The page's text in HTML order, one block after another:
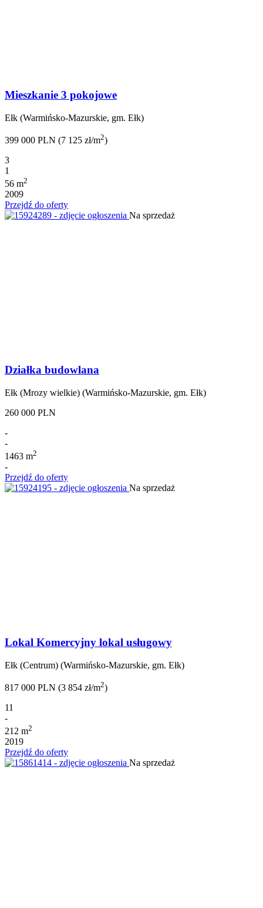
Mieszkanie 3 pokojowe
Ełk (Warmińsko-Mazurskie, gm. Ełk)
399 000 PLN (7 125 zł/m2)
3
1
56 m2
2009
Przejdź do oferty
Na sprzedaż
Działka budowlana
Ełk (Mrozy wielkie) (Warmińsko-Mazurskie, gm. Ełk)
260 000 PLN
-
-
1463 m2
-
Przejdź do oferty
Na sprzedaż
Lokal Komercyjny lokal usługowy
Ełk (Centrum) (Warmińsko-Mazurskie, gm. Ełk)
817 000 PLN (3 854 zł/m2)
11
-
212 m2
2019
Przejdź do oferty
Na sprzedaż